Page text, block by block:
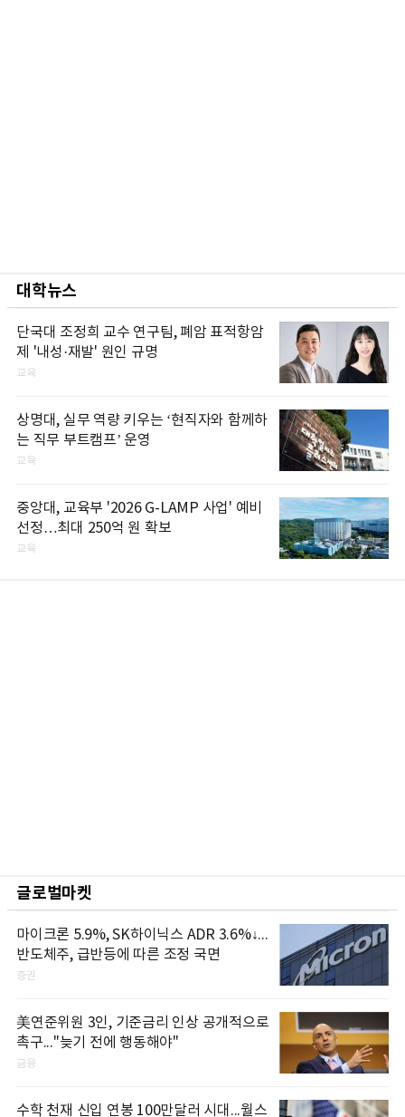
대학뉴스
단국대 조정희 교수 연구팀, 폐암 표적항암
제 '내성·재발' 원인 규명
교육
상명대, 실무 역량 키우는 ‘현직자와 함께하
는 직무 부트캠프’ 운영
교육
중앙대, 교육부 '2026 G-LAMP 사업' 예비
선정…최대 250억 원 확보
교육
글로벌마켓
마이크론 5.9%, SK하이닉스 ADR 3.6%↓...
반도체주, 급반등에 따른 조정 국면
증권
美연준위원 3인, 기준금리 인상 공개적으로
촉구..."늦기 전에 행동해야"
금융
수학 천재 신입 연봉 100만달러 시대...월스